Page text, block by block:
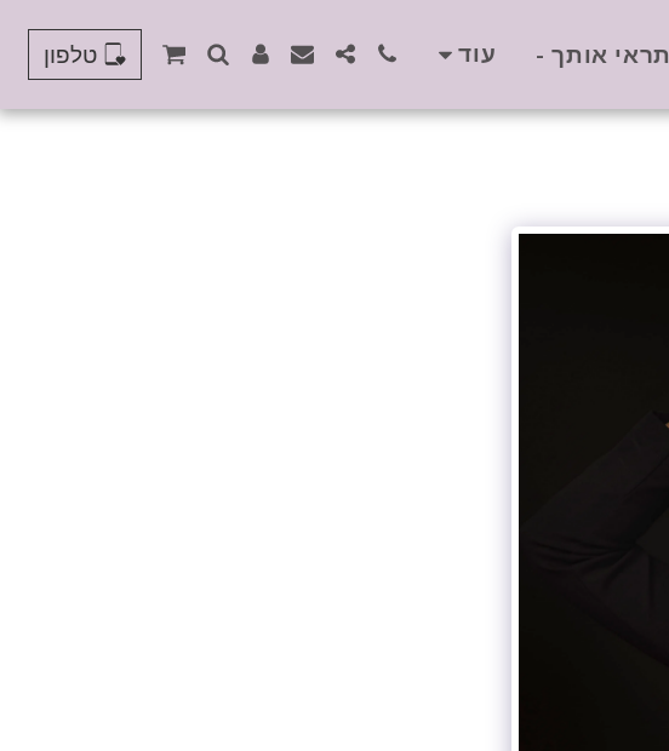
תראי אותך - עוד טלפון